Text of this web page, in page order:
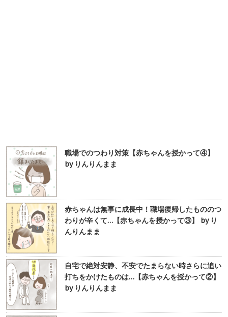
職場でのつわり対策【赤ちゃんを授かって④】
by りんりんまま
赤ちゃんは無事に成長中！職場復帰したもののつ
わりが辛くて…【赤ちゃんを授かって③】 by り
んりんまま
自宅で絶対安静、不安でたまらない時さらに追い
打ちをかけたものは…【赤ちゃんを授かって②】
by りんりんまま